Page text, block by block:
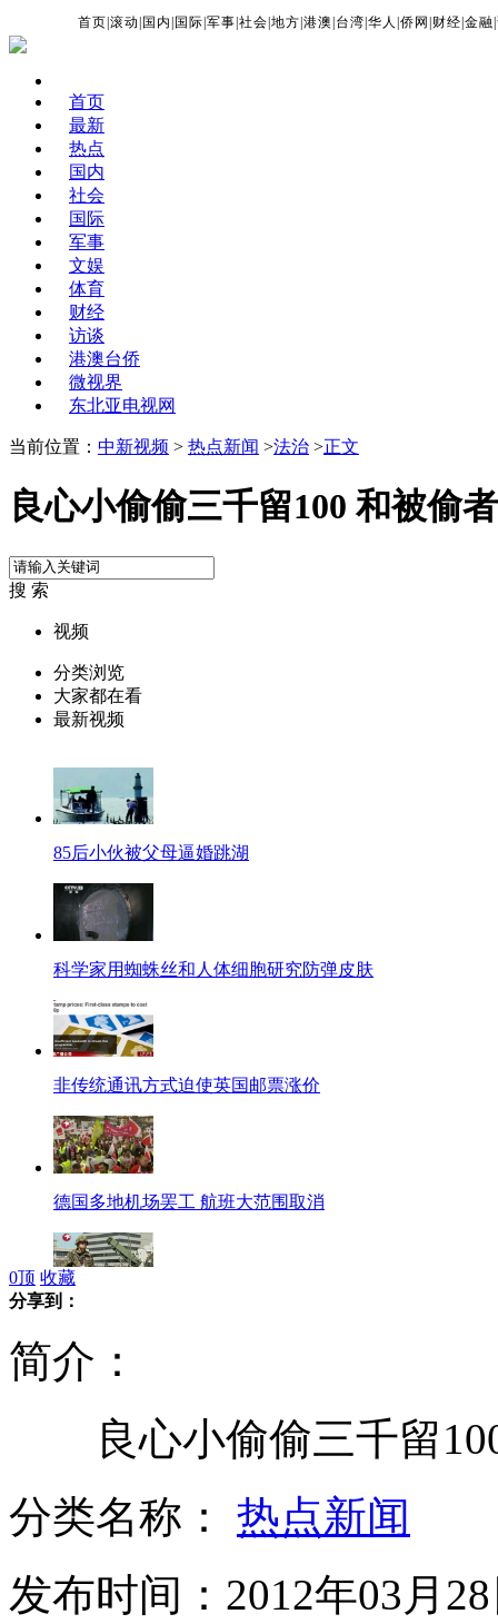
首页 |滚动 国内 国际 |军事 |社会 |地方 |港澳 台湾 |华人 |侨网 财经 |金融 |
首页
最新
热点
国内
社会
国际
军事
文娱
体育
财经
访谈
港澳台侨
微视界
东北亚电视网
当前位置： 中新视频 > 热点新闻 >法治 >正文
良心小偷偷三千留100 和被偷
搜 索
视频
分类浏览
大家都在看
最新视频
85后小伙被父母逼婚跳湖
科学家用蜘蛛丝和人体细胞研究防弹皮肤
非传统通讯方式迫使英国邮票涨价
德国多地机场罢工 航班大范围取消
香港高等法院裁定外佣没有居港权
0顶 收藏
分享到：
简介：
良心小偷偷三千留
分类名称： 热点新闻
发布时间：2012年03月